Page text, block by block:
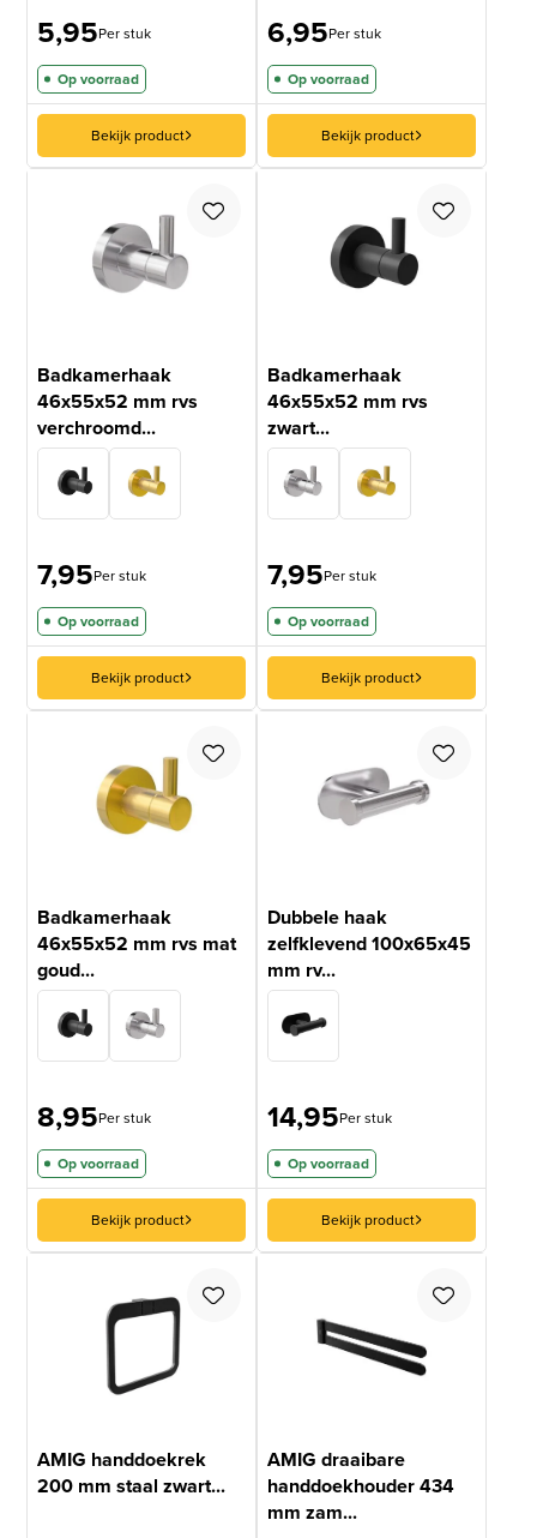
5,95Per stuk
Op voorraad
Bekijk product
6,95Per stuk
Op voorraad
Bekijk product
Badkamerhaak
46x55x52 mm rvs
verchroomd...
7,95Per stuk
Op voorraad
Bekijk product
Badkamerhaak
46x55x52 mm rvs
zwart...
7,95Per stuk
Op voorraad
Bekijk product
Badkamerhaak
46x55x52 mm rvs mat
goud...
8,95Per stuk
Op voorraad
Bekijk product
Dubbele haak
zelfklevend 100x65x45
mm rv...
14,95Per stuk
Op voorraad
Bekijk product
AMIG handdoekrek
200 mm staal zwart...
AMIG draaibare
handdoekhouder 434
mm zam...